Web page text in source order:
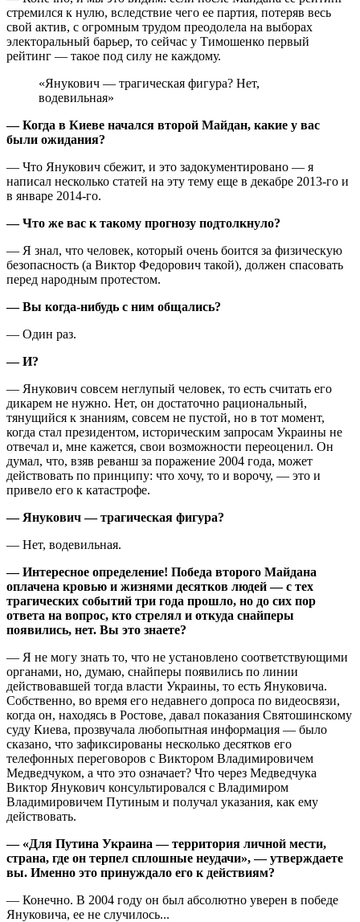
стремился к нулю, вследствие чего ее партия, потеряв весь
свой актив, с огромным трудом преодолела на выборах
электоральный барьер, то сейчас у Тимошенко первый
рейтинг — такое под силу не каждому.
«Янукович — трагическая фигура? Нет,
водевильная»
— Когда в Киеве начался второй Майдан, какие у вас
были ожидания?
— Что Янукович сбежит, и это задокументировано — я
написал несколько статей на эту тему еще в декабре 2013-го и
в январе 2014-го.
— Что же вас к такому прогнозу подтолкнуло?
— Я знал, что человек, который очень боится за физическую
безопасность (а Виктор Федорович такой), должен спасовать
перед народным протестом.
— Вы когда-нибудь с ним общались?
— Один раз.
— И?
— Янукович совсем неглупый человек, то есть считать его
дикарем не нужно. Нет, он достаточно рациональный,
тянущийся к знаниям, совсем не пустой, но в тот момент,
когда стал президентом, историческим запросам Украины не
отвечал и, мне кажется, свои возможности переоценил. Он
думал, что, взяв реванш за поражение 2004 года, может
действовать по принципу: что хочу, то и ворочу, — это и
привело его к катастрофе.
— Янукович — трагическая фигура?
— Нет, водевильная.
— Интересное определение! Победа второго Майдана
оплачена кровью и жизнями десятков людей — с тех
трагических событий три года прошло, но до сих пор
ответа на вопрос, кто стрелял и откуда снайперы
появились, нет. Вы это знаете?
— Я не могу знать то, что не установлено соответствующими
органами, но, думаю, снайперы появились по линии
действовавшей тогда власти Украины, то есть Януковича.
Собственно, во время его недавнего допроса по видеосвязи,
когда он, находясь в Ростове, давал показания Святошинскому
суду Киева, прозвучала любопытная информация — было
сказано, что зафиксированы несколько десятков его
телефонных переговоров с Виктором Владимировичем
Медведчуком, а что это означает? Что через Медведчука
Виктор Янукович консультировался с Владимиром
Владимировичем Путиным и получал указания, как ему
действовать.
— «Для Путина Украина — территория личной мести,
страна, где он терпел сплошные неудачи», — утверждаете
вы. Именно это принуждало его к действиям?
— Конечно. В 2004 году он был абсолютно уверен в победе
Януковича, ее не случилось...